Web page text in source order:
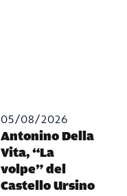
05/08/2026
Antonino Della
Vita, “La
volpe” del
Castello Ursino